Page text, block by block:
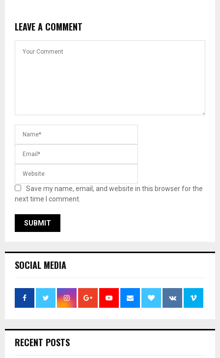
LEAVE A COMMENT
Save my name, email, and website in this browser for the
next time I comment.
SOCIAL MEDIA
RECENT POSTS